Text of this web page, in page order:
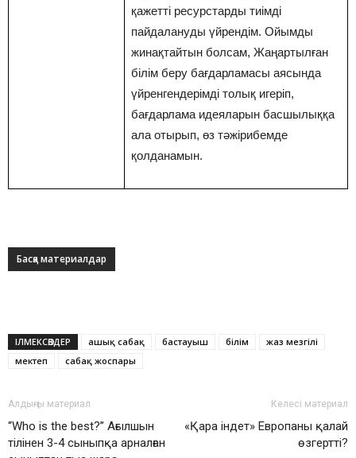
қажетті ресурстарды тиімді
пайдалануды үйрендім. Ойымды
жинақтайтын болсам, Жаңартылған
білім беру бағдарламасы аясында
үйренгендерімді толық игеріп,
бағдарлама идеяларын басшылыққа
ала отырып, өз тәжірибемде
қолданамын.
Басқа материалдар
ІЛМЕКСӨЗДЕР ашық сабақ бастауыш білім
жаз мезгілі
мектеп
сабақ жоспары
Алдыңғы материал
“Who is the best?” Ағылшын
тілінен 3-4 сыныпқа арналған
Келесі материал
«Қара індет» Европаны қалай
өзгертті?